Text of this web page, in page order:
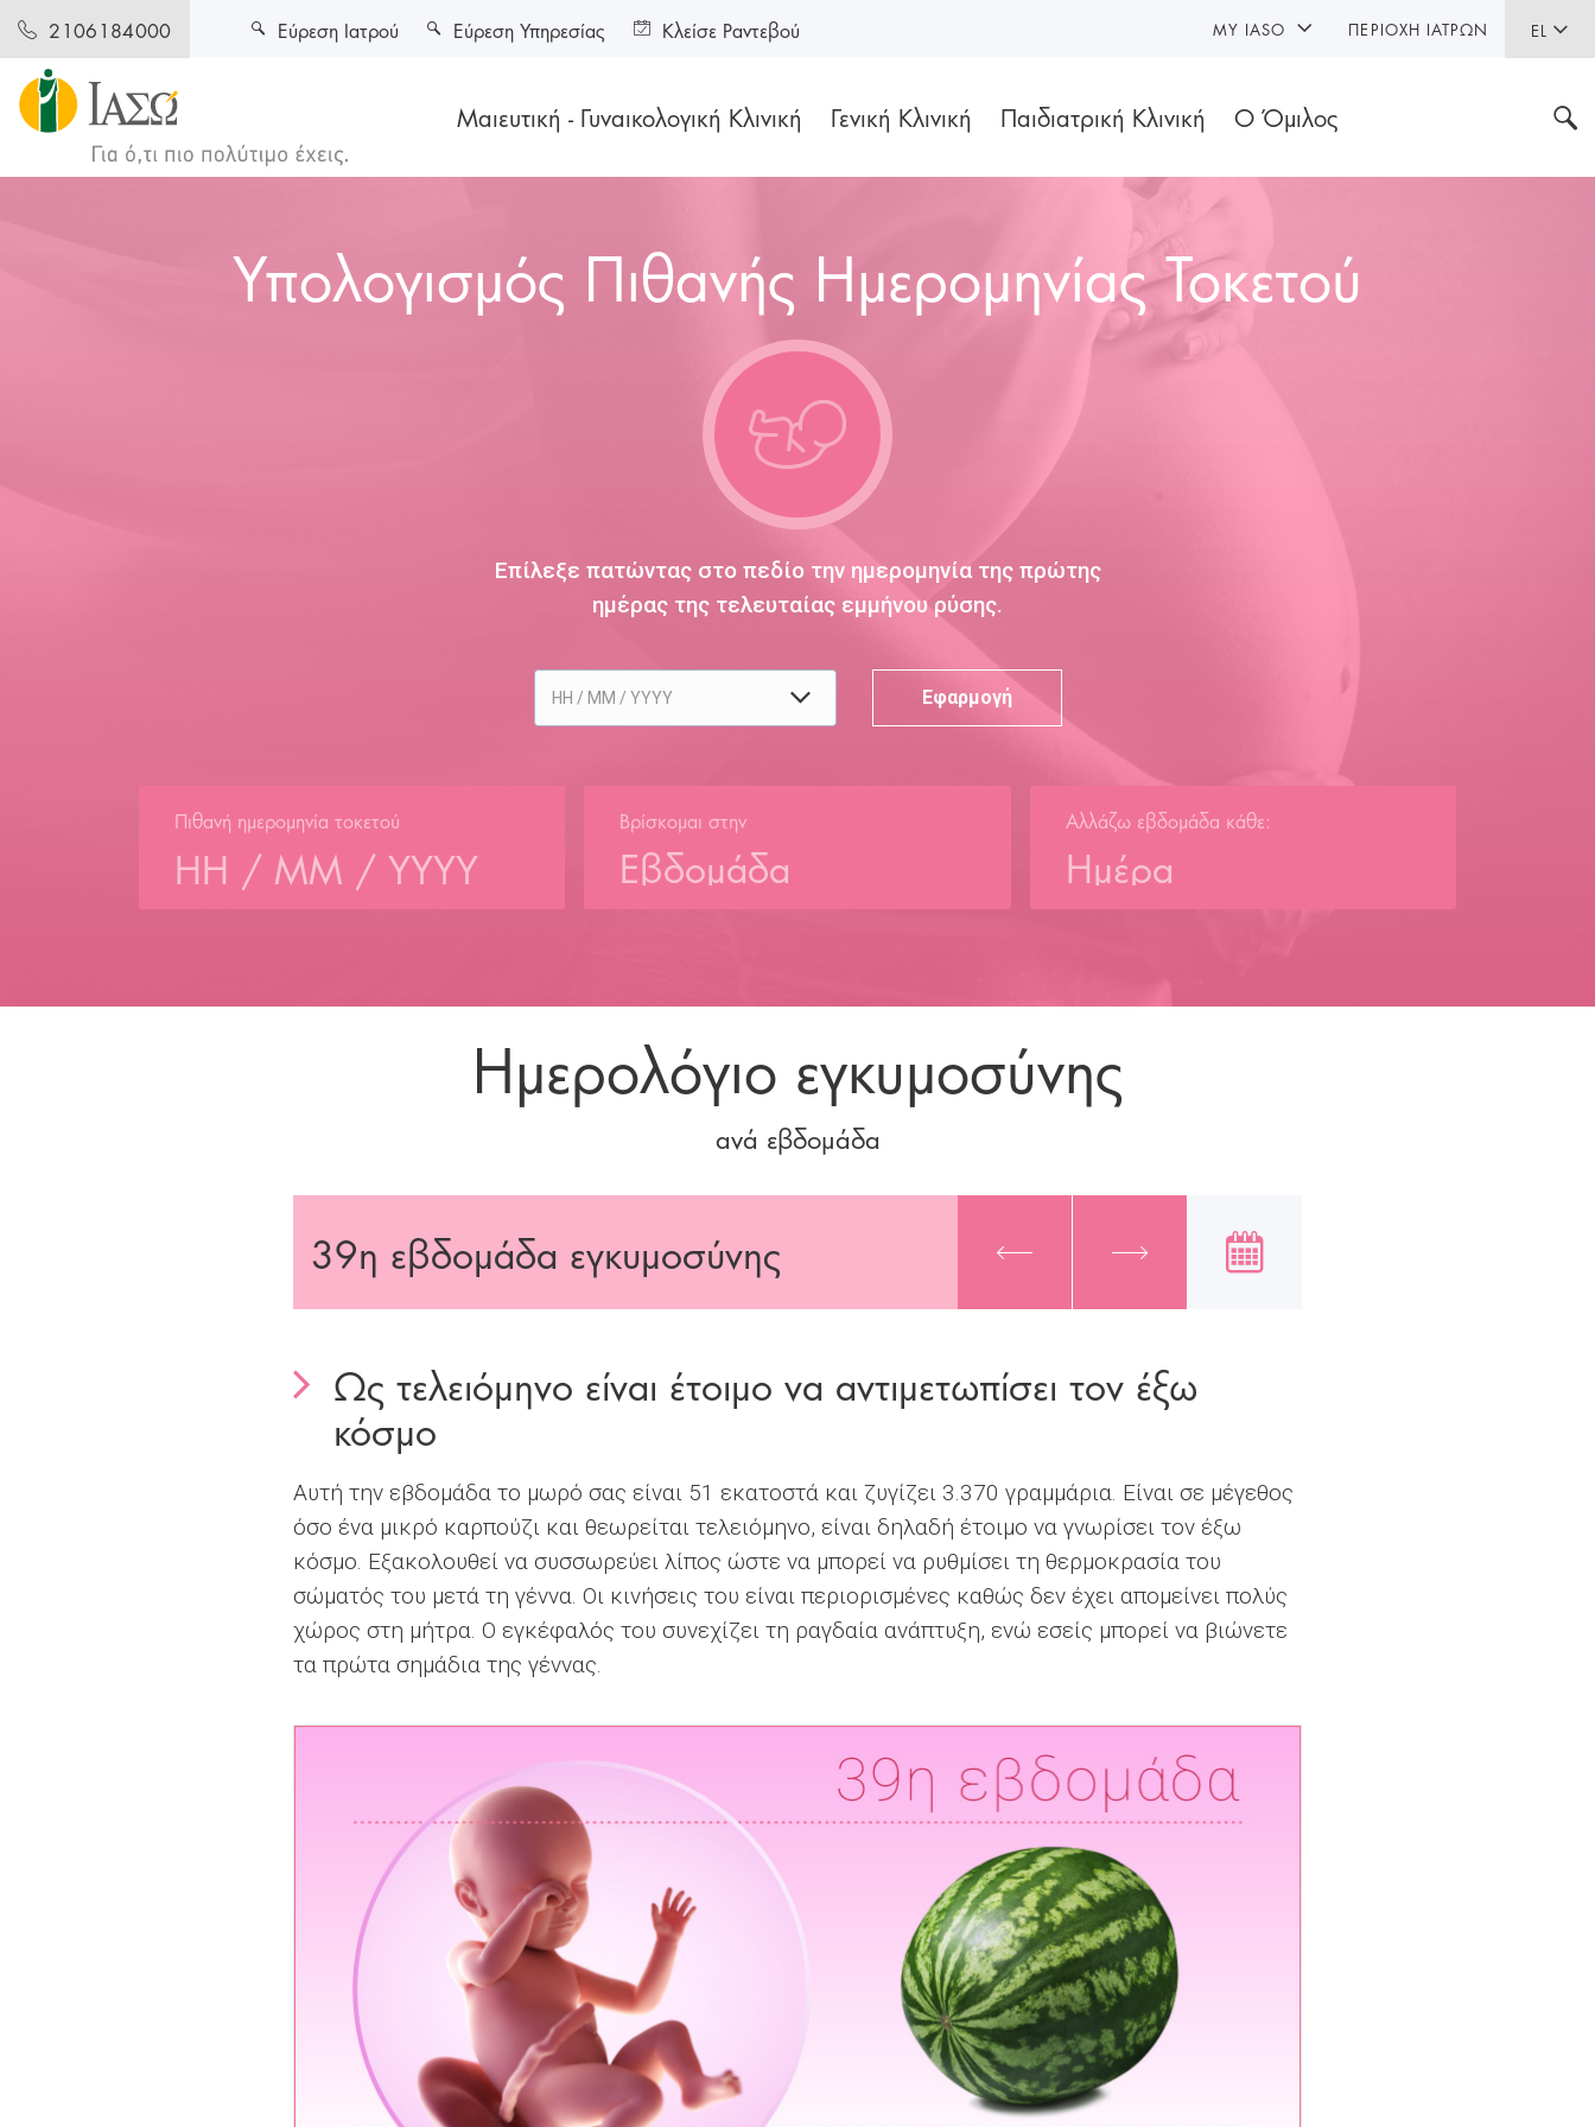
2106184000 EL
Μαιευτική - Γυναικολογική Κλινική Γενική Κλινική Παιδιατρική Κλινική Ο Όμιλος
Εύρεση Ιατρού Εύρεση Υπηρεσίας Κλείσε Ραντεβού MY IASO ΠΕΡΙΟΧΉ ΙΑΤΡΏΝ
Υπολογισμός Πιθανής Ημερομηνίας Τοκετού
Επίλεξε πατώντας στο πεδίο την ημερομηνία της πρώτης
ημέρας της τελευταίας εμμήνου ρύσης.
Πιθανή ημερομηνία τοκετού Βρίσκομαι στην
Εβδομάδα
Αλλάζω εβδομάδα κάθε:
Ημέρα
Ημερολόγιο εγκυμοσύνης
ανά εβδομάδα
39η εβδομάδα εγκυμοσύνης
Ως τελειόμηνο είναι έτοιμο να αντιμετωπίσει τον έξω
κόσμο
Αυτή την εβδομάδα το μωρό σας είναι 51 εκατοστά και ζυγίζει 3.370 γραμμάρια. Είναι σε μέγεθος
όσο ένα μικρό καρπούζι και θεωρείται τελειόμηνο, είναι δηλαδή έτοιμο να γνωρίσει τον έξω
κόσμο. Εξακολουθεί να συσσωρεύει λίπος ώστε να μπορεί να ρυθμίσει τη θερμοκρασία του
σώματός του μετά τη γέννα. Οι κινήσεις του είναι περιορισμένες καθώς δεν έχει απομείνει πολύς
χώρος στη μήτρα. Ο εγκέφαλός του συνεχίζει τη ραγδαία ανάπτυξη, ενώ εσείς μπορεί να βιώνετε
τα πρώτα σημάδια της γέννας.